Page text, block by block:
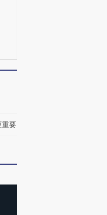
视线｜被称为“蟑螂”的印
重要